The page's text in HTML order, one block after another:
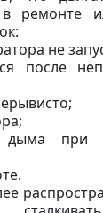
ремонте
не
после
дыма при